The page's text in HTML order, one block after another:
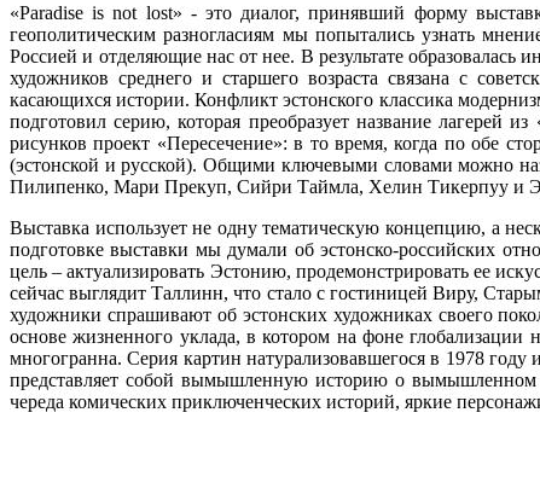
«Paradise is not lost» - это диалог, принявший форму
геополитическим разногласиям мы попытались узнать
Россией и отделяющие нас от нее. В результате
художников среднего и старшего возраста связана с
касающихся истории. Конфликт эстонского классика
подготовил серию, которая преобразует название
рисунков проект «Пересечение»: в то время, когда по обе
(эстонской и русской). Общими ключевыми словами можно
Пилипенко, Мари Прекуп, Сийри Таймла, Хелин Тикерпуу и
Выставка использует не одну тематическую концепцию, а
подготовке выставки мы думали об эстонско-российских
цель – актуализировать Эстонию, продемонстрировать ее
сейчас выглядит Таллинн, что стало с гостиницей Виру,
художники спрашивают об эстонских художниках своего
основе жизненного уклада, в котором на фоне глобализации
многогранна. Серия картин натурализовавшегося в 1978
представляет собой вымышленную историю о вымышленном
череда комических приключенческих историй, яркие